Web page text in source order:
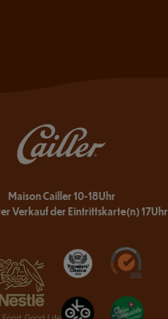
Maison Cailler 10-18Uhr
Verkauf der Eintrittskarte(n) 17Uhr